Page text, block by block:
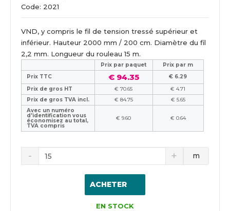
Code: 2021
VND, y compris le fil de tension tressé supérieur et
inférieur. Hauteur 2000 mm / 200 cm. Diamètre du fil
2,2 mm. Longueur du rouleau 15 m.
Prix ​​par paquet
Prix par m
Prix TTC
€ 94.35
€ 6.29
Prix de gros HT
€ 70.65
€ 4.71
Prix de gros TVA incl.
€ 84.75
€ 5.65
Avec un numéro
d'identification vous
économisez au total,
TVA compris
€ 9.60 € 0.64
m
ACHETER
EN STOCK